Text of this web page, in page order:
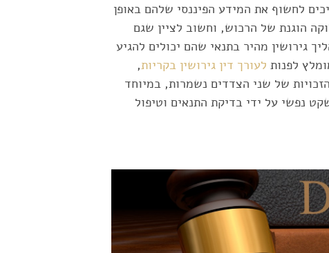
לחשוף את המידע הפיננסי שלהם באופן
הוגנת של הרכוש, וחשוב לציין שגם
גירושין מהיר בתנאי שהם יכולים להגיע
לפנות לעורך דין גירושין בקריות,
של שני הצדדים נשמרות, במיוחד
נפשי על ידי בדיקת התנאים וטיפול